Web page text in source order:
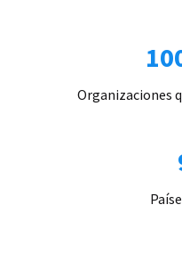
Organizaciones